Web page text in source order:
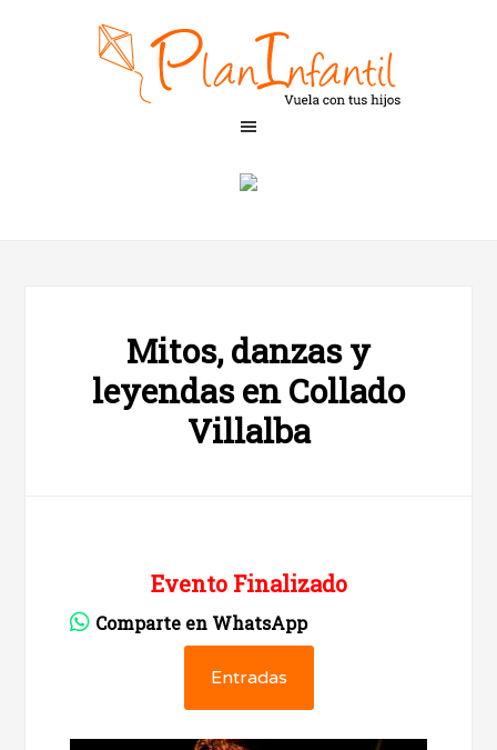
Mitos, danzas y
leyendas en Collado
Villalba
Evento Finalizado
Comparte en WhatsApp
Entradas